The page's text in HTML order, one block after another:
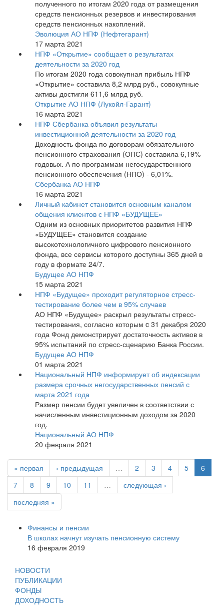
полученного по итогам 2020 года от размещения
средств пенсионных резервов и инвестирования
средств пенсионных накоплений.
Эволюция АО НПФ (Нефтегарант)
17 марта 2021
НПФ «Открытие» сообщает о результатах
деятельности за 2020 год
По итогам 2020 года совокупная прибыль НПФ
«Открытие» составила 8,2 млрд руб., совокупные
активы достигли 611,6 млрд руб.
Открытие АО НПФ (Лукойл-Гарант)
16 марта 2021
НПФ Сбербанка объявил результаты
инвестиционной деятельности за 2020 год
Доходность фонда по договорам обязательного
пенсионного страхования (ОПС) составила 6,19%
годовых. А по программам негосударственного
пенсионного обеспечения (НПО) - 6,01%.
Сбербанка АО НПФ
16 марта 2021
Личный кабинет становится основным каналом
общения клиентов с НПФ «БУДУЩЕЕ»
Одним из основных приоритетов развития НПФ
«БУДУЩЕЕ» становится создание
высокотехнологичного цифрового пенсионного
фонда, все сервисы которого доступны 365 дней в
году в формате 24/7.
Будущее АО НПФ
15 марта 2021
НПФ «Будущее» проходит регуляторное стресс-
тестирование более чем в 95% случаев
АО НПФ «Будущее» раскрыл результаты стресс-
тестирования, согласно которым c 31 декабря 2020
года Фонд демонстрирует достаточность активов в
95% испытаний по стресс-сценарию Банка России.
Будущее АО НПФ
01 марта 2021
Национальный НПФ информирует об индексации
размера срочных негосударственных пенсий с
марта 2021 года
Размер пенсии будет увеличен в соответствии с
начисленным инвестиционным доходом за 2020
год.
Национальный АО НПФ
20 февраля 2021
« первая ‹ предыдущая … 2 3 4 5
6
7
8 9 10 11 …
следующая ›
последняя »
Финансы и пенсии
В школах начнут изучать пенсионную систему
16 февраля 2019
НОВОСТИ
ПУБЛИКАЦИИ
ФОНДЫ
ДОХОДНОСТЬ